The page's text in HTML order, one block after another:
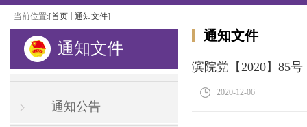
当前位置:[首页 通知文件]
通知文件
通知公告
通知文件
滨院党【2020】85
2020-12-06